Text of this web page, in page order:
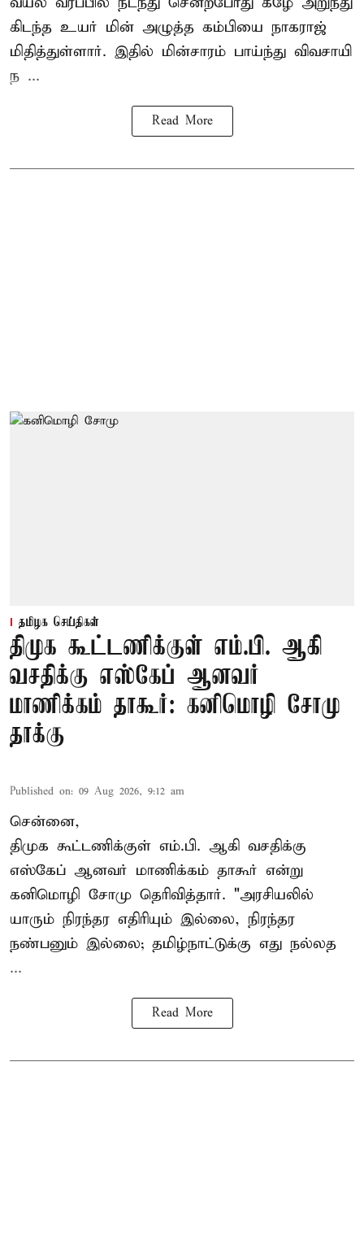
கிடந்த உயர் மின் அழுத்த கம்பியை நாகராஜ்
மிதித்துள்ளார். இதில் மின்சாரம் பாய்ந்து விவசாயி
ந ...
Read More
தமிழக செய்திகள்
திமுக கூட்டணிக்குள் எம்.பி. ஆகி
வசதிக்கு எஸ்கேப் ஆனவர்
மாணிக்கம் தாகூர்: கனிமொழி சோமு
தாக்கு
Published on: 09 Aug 2026, 9:12 am
சென்னை,
திமுக கூட்டணிக்குள் எம்.பி. ஆகி வசதிக்கு
எஸ்கேப் ஆனவர் மாணிக்கம் தாகூர் என்று
கனிமொழி சோமு தெரிவித்தார். "அரசியலில்
யாரும் நிரந்தர எதிரியும் இல்லை, நிரந்தர
நண்பனும் இல்லை; தமிழ்நாட்டுக்கு எது நல்லத
...
Read More